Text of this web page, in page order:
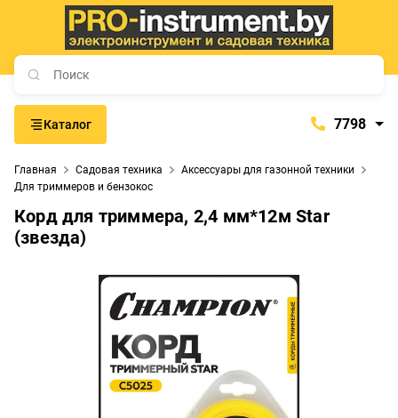
Каталог 7798
+375 (29) 765-57-74
Будние дни:с 9:00 до 21:00
Главная Садовая техника
Аксессуары для газонной техники
Для триммеров и бензокос
Корд для триммера, 2,4 мм*12м Star
(звезда)